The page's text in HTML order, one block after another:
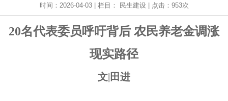
时间：2026-04-03 | 栏目： 民生建设| 点击： 953次
20名代表委员呼吁背后 农民养老金调涨
现实路径
文|田进